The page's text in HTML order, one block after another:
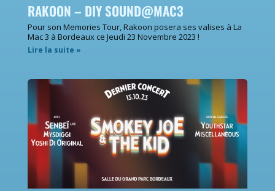
RAKOON – DIY SOUND@MAC3
Pour son Memories Tour, Rakoon posera ses valises à La
Mac 3 à Bordeaux ce Jeudi 23 Novembre 2023 !
Lire la suite »